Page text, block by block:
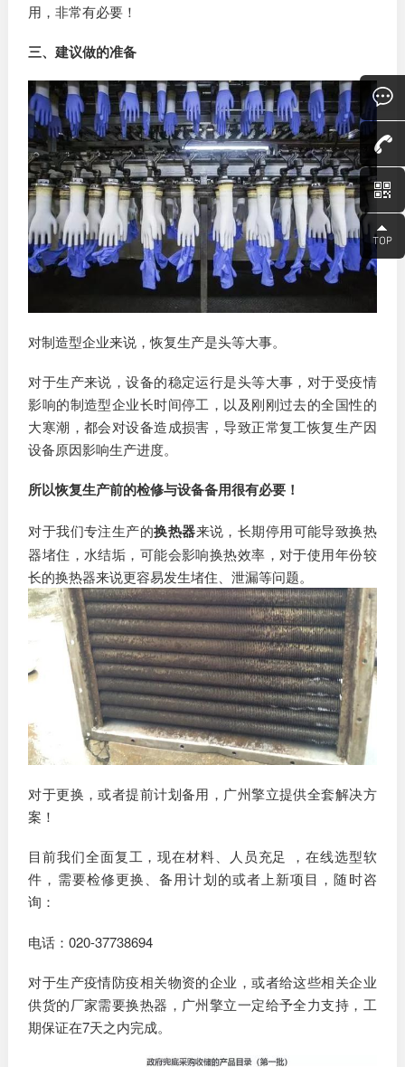
用，非常有必要！
三、建议做的准备
对制造型企业来说，恢复生产是头等大事。
对于生产来说，设备的稳定运行是头等大事，对于受疫情
影响的制造型企业长时间停工，以及刚刚过去的全国性的
大寒潮，都会对设备造成损害，导致正常复工恢复生产因
设备原因影响生产进度。
所以恢复生产前的检修与设备备用很有必要！
对于我们专注生产的换热器来说，长期停用可能导致换热
器堵住，水结垢，可能会影响换热效率，对于使用年份较
长的换热器来说更容易发生堵住、泄漏等问题。
对于更换，或者提前计划备用，广州擎立提供全套解决方
案！
目前我们全面复工，现在材料、人员充足 ，在线选型软
件，需要检修更换、备用计划的或者上新项目，随时咨
询：
电话：020-37738694
对于生产疫情防疫相关物资的企业，或者给这些相关企业
供货的厂家需要换热器，广州擎立一定给予全力支持，工
期保证在7天之内完成。